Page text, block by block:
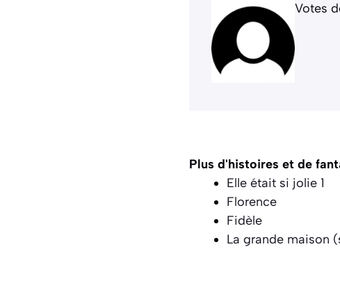
Votes
Plus d'histoires et de
Elle était si jolie 1
Florence
Fidèle
La grande maison